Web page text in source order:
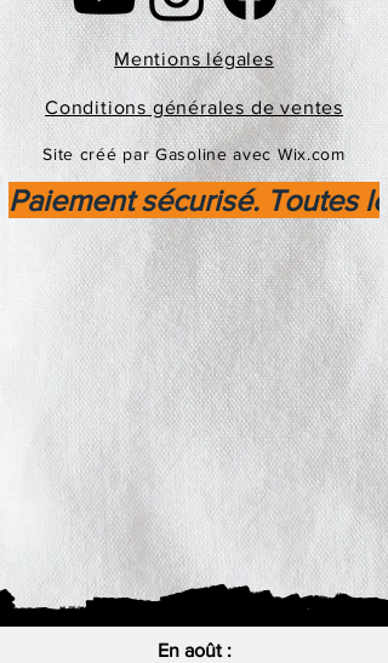
Mentions légales
Conditions générales de ventes
Site créé par Gasoline avec Wix.com
Paiement sécurisé. Toutes
En août :